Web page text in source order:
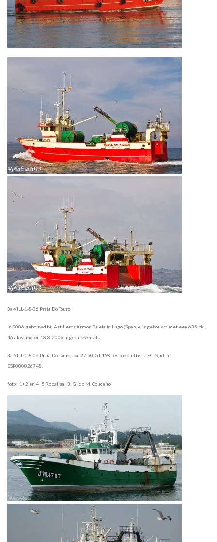
3a-VILL-1-8-06 Praia Do Touro
in 2006 gebouwd bij Astilleros Armon Buela in Lugo (Spanje, ingebouwd met een 635 pk.,
467 kw. motor, 18-8-2006 ingechreven als
3a-VILL-1-8-06 Praia Do Touro, loa. 27,50, GT 198,59, roepletters: ECLS, id. nr.
ESP000026748.
foto: 1+2 en 4+5 Robalisa 3: Gildo M. Couceiro